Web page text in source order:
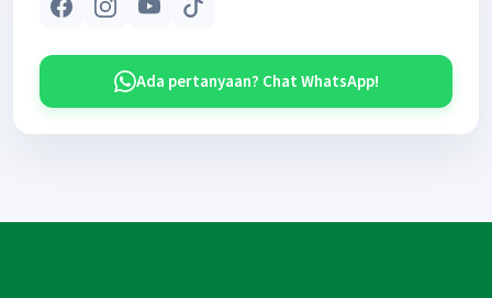
Ada pertanyaan? Chat WhatsApp!